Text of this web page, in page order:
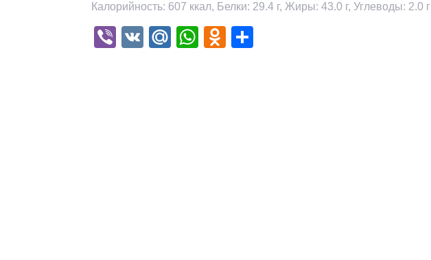
Калорийность: 607 ккал, Белки: 29.4 г, Жиры: 43.0 г, Углеводы: 2.0 г
Viber
VK Mail.Ru
WhatsApp
Odnoklassniki